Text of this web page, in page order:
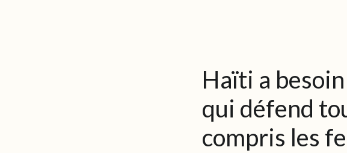
Haïti a
qui défend
compris les